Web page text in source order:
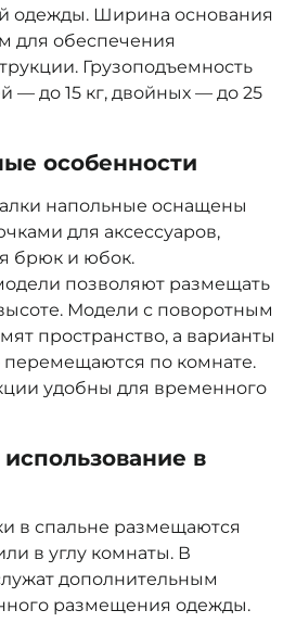
одежды. Ширина основания
для обеспечения
Грузоподъемность
— до 15 кг, двойных — до 25
особенности
напольные оснащены
для аксессуаров,
брюк и юбок.
позволяют размещать
Модели с поворотным
пространство, а варианты
перемещаются по комнате.
удобны для временного
в
в спальне размещаются
в углу комнаты. В
дополнительным
размещения одежды.